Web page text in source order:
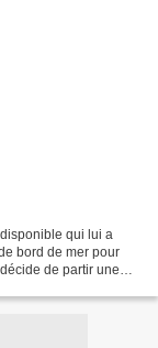
qui lui a
bord de mer pour
de partir une